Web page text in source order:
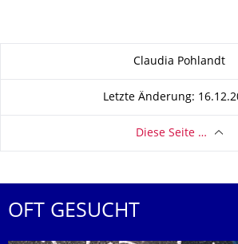
Claudia Pohlandt
Letzte Änderung:
Diese Seite …
OFT GESUCHT